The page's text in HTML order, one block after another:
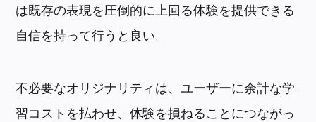
は既存の表現を圧倒的に上回る体験を提供できる
自信を持って行うと良い。
不必要なオリジナリティは、ユーザーに余計な学
習コストを払わせ、体験を損ねることにつながっ